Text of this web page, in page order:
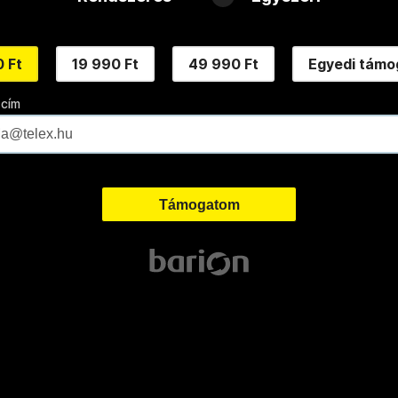
Ft 19 990 Ft 49 990 Ft Egyedi